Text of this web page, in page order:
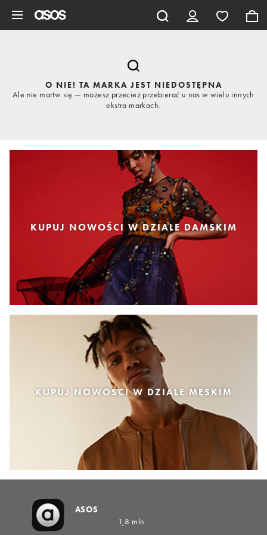
O NIE! TA MARKA JEST NIEDOSTĘPNA
Ale nie martw się — możesz przecież przebierać u nas w wielu innych
ekstra markach.
KUPUJ NOWOŚCI W DZIALE DAMSKIM
KUPUJ NOWOŚCI W DZIALE MĘSKIM
ASOS
1,8 mln